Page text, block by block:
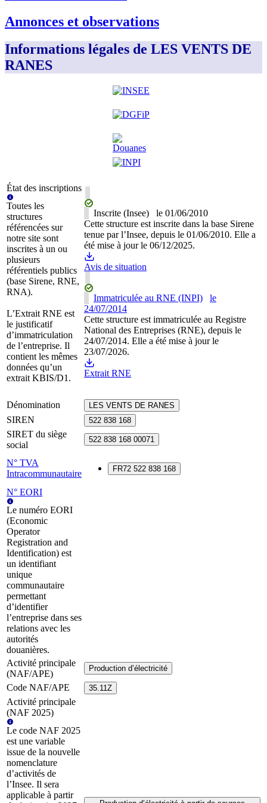
Annonces et observations
Informations légales de LES VENTS DE
RANES
État des inscriptions
Toutes les
structures
référencées sur
notre site sont
inscrites à un ou
plusieurs
référentiels publics
(base Sirene, RNE,
RNA).
L’Extrait RNE est
le justificatif
d’immatriculation
de l’entreprise. Il
contient les mêmes
données qu’un
extrait KBIS/D1.
Inscrite (Insee) le 01/06/2010
Cette structure est inscrite dans la base Sirene
tenue par l’Insee, depuis le 01/06/2010. Elle a
été mise à jour le 06/12/2025.
Avis de situation
Immatriculée au RNE (INPI)
le
24/07/2014
Cette structure est immatriculée au Registre
National des Entreprises (RNE), depuis le
24/07/2014. Elle a été mise à jour le
23/07/2026.
Extrait RNE
Dénomination LES VENTS DE RANES
SIREN 522 838 168
SIRET du siège
social
522 838 168 00071
N° TVA
Intracommunautaire
FR72 522 838 168
N° EORI
Le numéro EORI
(Economic
Operator
Registration and
Identification) est
un identifiant
unique
communautaire
permettant
d’identifier
l’entreprise dans ses
relations avec les
autorités
douanières.
Activité principale
(NAF/APE)
Production d’électricité
Code NAF/APE 35.11Z
Activité principale
(NAF 2025)
Le code NAF 2025
est une variable
issue de la nouvelle
nomenclature
d’activités de
l’Insee. Il sera
applicable à partir